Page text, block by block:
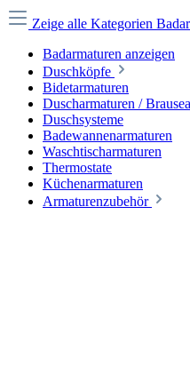
Zeige alle Kategorien
Badarmaturen anzeigen
Duschköpfe
Bidetarmaturen
Duscharmaturen /
Duschsysteme
Badewannenarmaturen
Waschtischarmaturen
Thermostate
Küchenarmaturen
Armaturenzubehör